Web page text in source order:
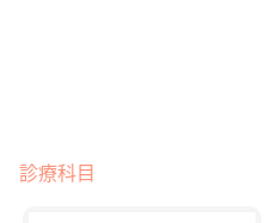
診療科目